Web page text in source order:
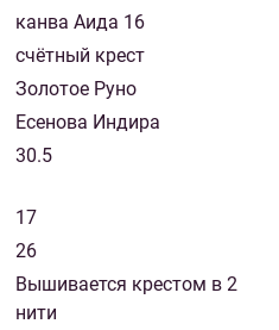
канва Аида 16
счётный крест
Золотое Руно
Есенова Индира
30.5
17
26
Вышивается крестом в 2
нити